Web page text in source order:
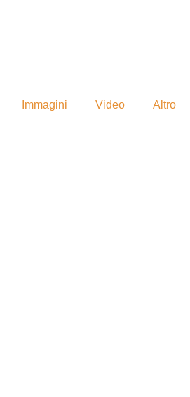
Immagini Video Altro